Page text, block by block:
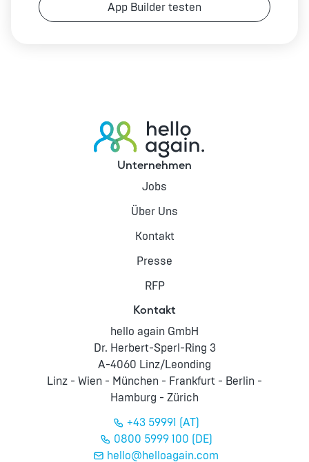
App Builder testen
Unternehmen
Jobs
Über Uns
Kontakt
Presse
RFP
Kontakt
hello again GmbH
Dr. Herbert-Sperl-Ring 3
A-4060 Linz/Leonding
Linz - Wien - München - Frankfurt - Berlin -
Hamburg - Zürich
+43 59991 (AT)
0800 5999 100 (DE)
hello@helloagain.com